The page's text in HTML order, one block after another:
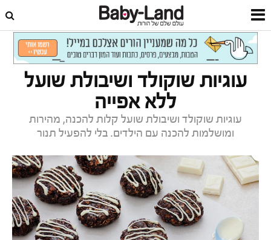
מתכונים
עוגיות שוקולד ושיבולת שועל
ללא אפייה
עוגיות שוקולד ושיבולת שועל קלות להכנה, מהירות
ומושלמות להכנה עם הילדים. בלי להפעיל תנור